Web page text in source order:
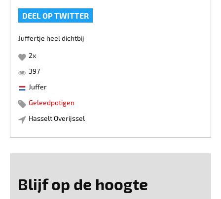
DEEL OP TWITTER
Juffertje heel dichtbij
2x
397
Juffer
Geleedpotigen
Hasselt Overijssel
Blijf op de hoogte